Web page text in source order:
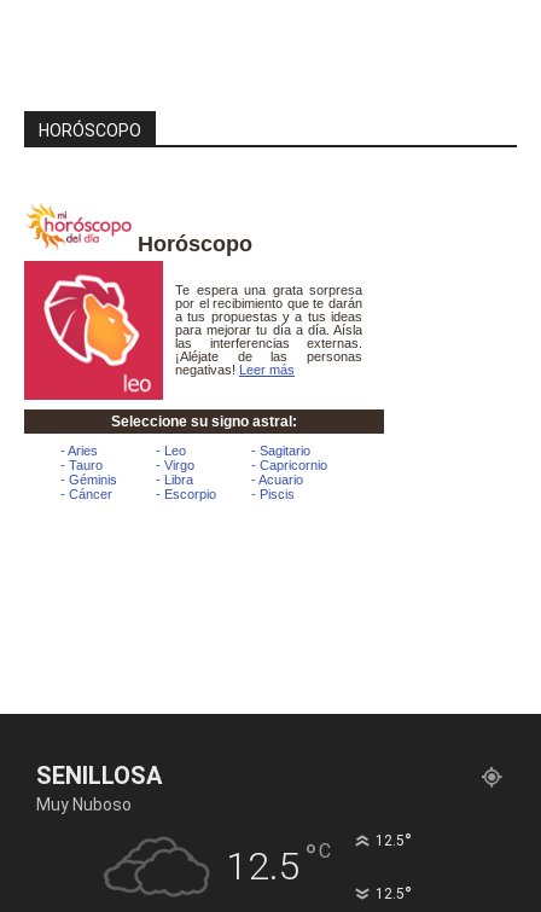
HORÓSCOPO
Horóscopo
SENILLOSA
Muy Nuboso
12.5 °C 12.5°
12.5°